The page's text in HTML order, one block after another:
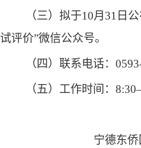
（三）拟于10月 31 日
试评价”微信公众号。
（ 四 ）联系电话：
（五） 工作时间：
宁德东侨国有资